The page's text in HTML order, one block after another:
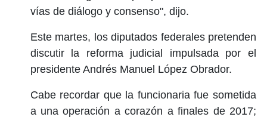
vías de diálogo y consenso", dijo.
Este martes, los diputados federales pretenden
discutir la reforma judicial impulsada por el
presidente Andrés Manuel López Obrador.
Cabe recordar que la funcionaria fue sometida
a una operación a corazón a finales de 2017;